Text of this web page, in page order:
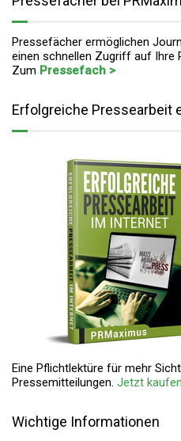
Pressefächer ermöglichen
einen schnellen Zugriff auf Ihre
Zum Pressefach >
Erfolgreiche Pressearbeit
Eine Pflichtlektüre für mehr
Pressemitteilungen. Jetzt kaufen
Wichtige Informationen